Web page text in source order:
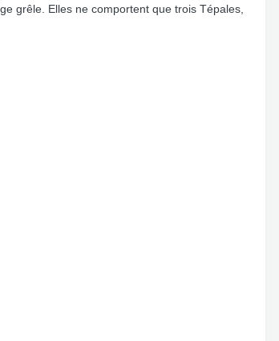
grêle. Elles ne comportent que trois Tépales,